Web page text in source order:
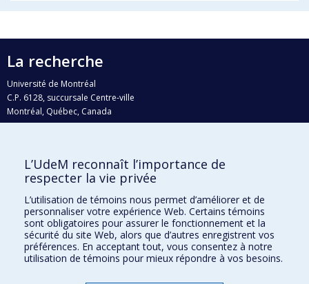
La recherche
Université de Montréal
C.P. 6128, succursale Centre-ville
Montréal, Québec, Canada
H3C 3J7
Qui fait quoi?
Nous trouver
Plan du site
Accessibilité
L’UdeM reconnaît l’importance de
respecter la vie privée
L’utilisation de témoins nous permet d’améliorer et de
personnaliser votre expérience Web. Certains témoins
sont obligatoires pour assurer le fonctionnement et la
sécurité du site Web, alors que d’autres enregistrent vos
préférences. En acceptant tout, vous consentez à notre
utilisation de témoins pour mieux répondre à vos besoins.